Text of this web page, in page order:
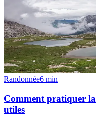
Randonnée6 min
Comment pratiquer
utiles